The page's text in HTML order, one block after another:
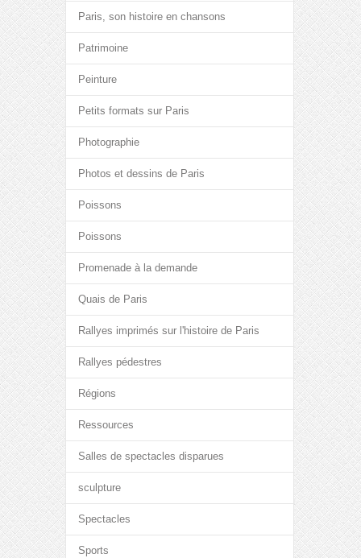
Paris, son histoire en chansons
Patrimoine
Peinture
Petits formats sur Paris
Photographie
Photos et dessins de Paris
Poissons
Poissons
Promenade à la demande
Quais de Paris
Rallyes imprimés sur l'histoire de Paris
Rallyes pédestres
Régions
Ressources
Salles de spectacles disparues
sculpture
Spectacles
Sports